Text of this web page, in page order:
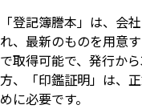
「登記簿謄本」は、会
れ、最新のものを用意
で取得可能で、発行か
方、「印鑑証明」は、
めに必要です。